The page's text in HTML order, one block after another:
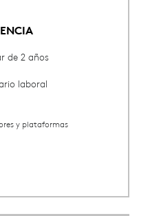
de 2 años
laboral
y plataformas